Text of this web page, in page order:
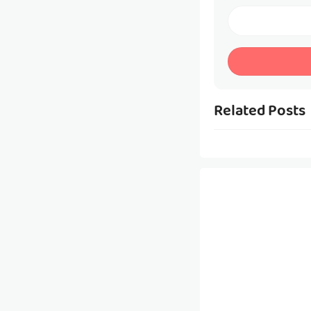
Related Posts